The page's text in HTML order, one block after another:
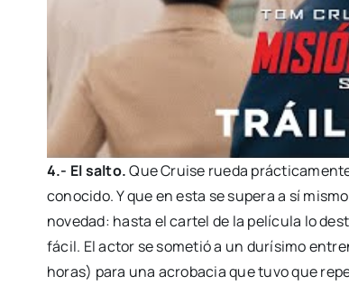
4.- El sal­to.Que Crui­se rue­da
cono­ci­do. Y que en esta se supera a sí
nove­dad: has­ta el car­tel de la pelí­cu­la lo
fácil. El actor se some­tió a un durí­si­mo
horas) para una acro­ba­cia que tuvo que